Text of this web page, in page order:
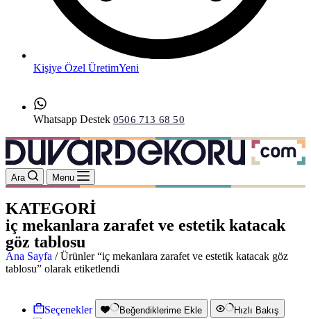
Kişiye Özel ÜretimYeni
Whatsapp Destek 0506 713 68 50
Ara Menu
KATEGORİ
iç mekanlara zarafet ve estetik katacak
göz tablosu
Ana Sayfa / Ürünler “iç mekanlara zarafet ve estetik katacak göz
tablosu” olarak etiketlendi
Seçenekler Beğendiklerime Ekle Hızlı Bakış